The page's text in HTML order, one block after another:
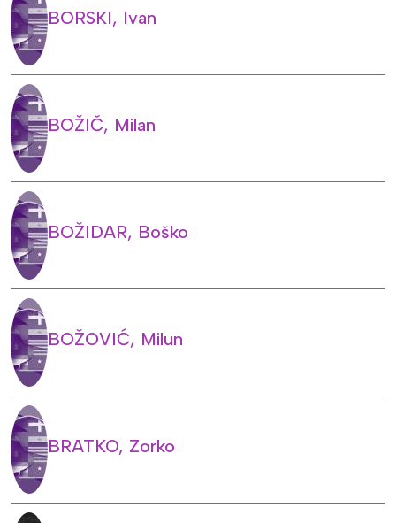
BORSKI, Ivan
BOŽIČ, Milan
BOŽIDAR, Boško
BOŽOVIĆ, Milun
BRATKO, Zorko